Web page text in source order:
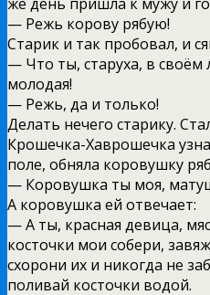
— Режь корову рябую!
Старик и так пробовал, и
— Что ты, старуха, в своём
молодая!
— Режь, да и только!
Делать нечего старику.
Крошечка-Хаврошечка
поле, обняла коровушку
— Коровушка ты моя,
А коровушка ей отвечает:
— А ты, красная девица,
косточки мои собери,
схорони их и никогда не
поливай косточки водой.